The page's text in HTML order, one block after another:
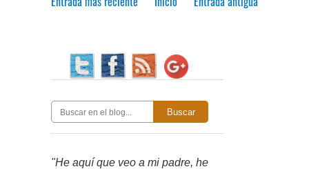
Buscar
"He aquí que veo a mi padre, he